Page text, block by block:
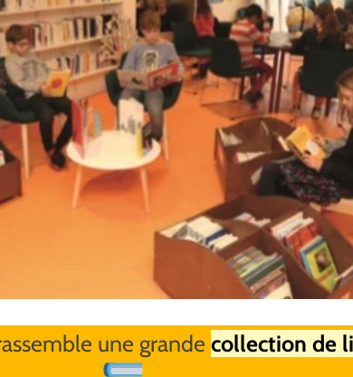
une grandecollection de